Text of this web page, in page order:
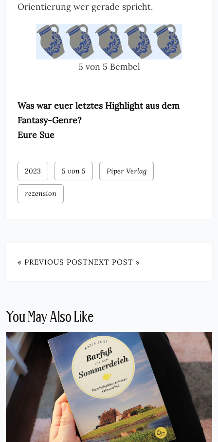
Orientierung wer gerade spricht.
5 von 5 Bembel
Was war euer letztes Highlight aus dem
Fantasy-Genre?
Eure Sue
2023 5 von 5 Piper Verlag
rezension
« PREVIOUS POSTNEXT POST »
You May Also Like